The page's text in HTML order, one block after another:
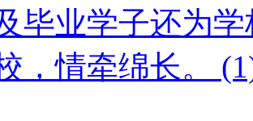
毕业学子还为
，情牵绵长。